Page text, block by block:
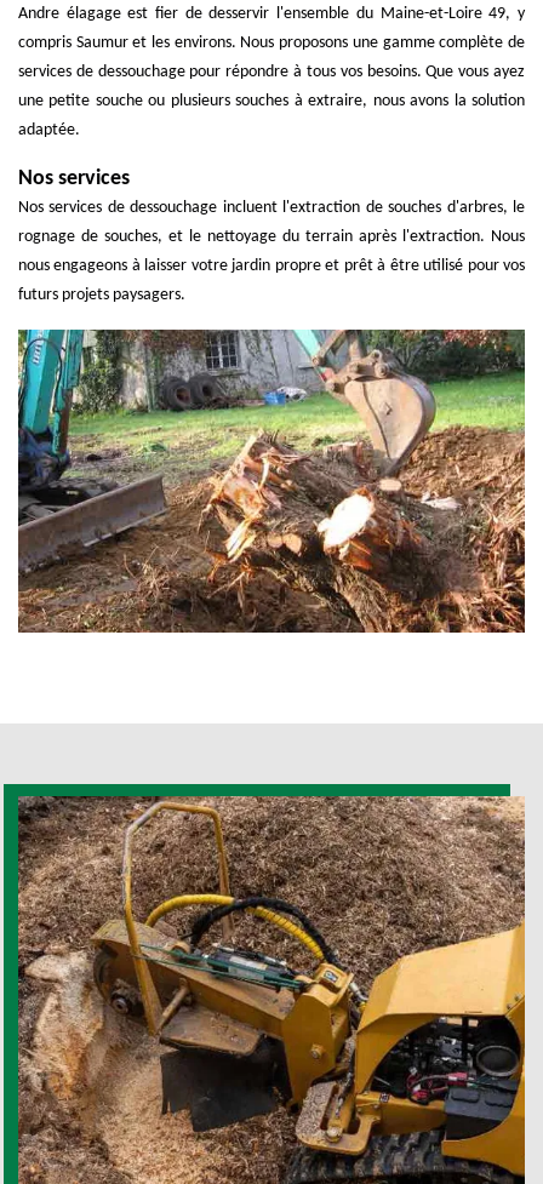
Andre élagage est fier de desservir l'ensemble du Maine-et-Loire 49, y
compris Saumur et les environs. Nous proposons une gamme complète de
services de dessouchage pour répondre à tous vos besoins. Que vous ayez
une petite souche ou plusieurs souches à extraire, nous avons la solution
adaptée.
Nos services
Nos services de dessouchage incluent l'extraction de souches d'arbres, le
rognage de souches, et le nettoyage du terrain après l'extraction. Nous
nous engageons à laisser votre jardin propre et prêt à être utilisé pour vos
futurs projets paysagers.